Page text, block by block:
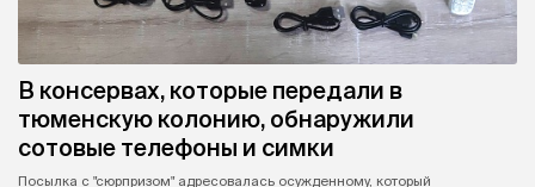
В консервах, которые передали в
тюменскую колонию, обнаружили
сотовые телефоны и симки
Посылка с "сюрпризом" адресовалась осужденному, который